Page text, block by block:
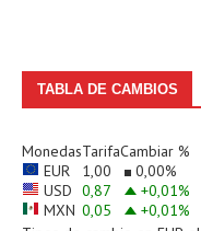
TABLA DE CAMBIOS
MonedasTarifaCambiar %
EUR
1,00 0,00%
USD 0,87 +0,01%
MXN 0,05 +0,01%